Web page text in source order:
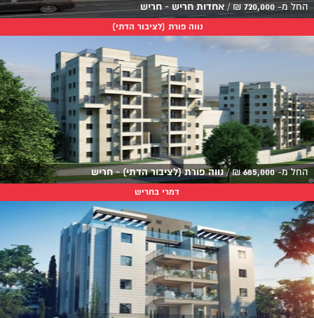
החל מ- 720,000
₪
/אחדות חריש - חריש
נווה פורת (לציבור הדתי)
החל מ-685,000
₪
/נווה פורת (לציבור הדתי) - חריש
דמרי בחריש